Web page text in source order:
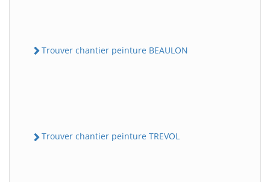
Trouver chantier peinture BEAULON
Trouver chantier peinture TREVOL